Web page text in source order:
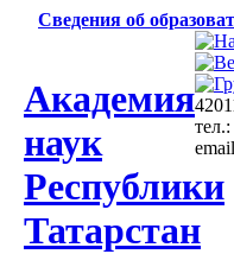
Сведения об
Академия
наук
Республики
Татарстан